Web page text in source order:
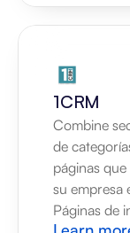
1CRM
Combine
de
páginas
su empresa
Páginas de